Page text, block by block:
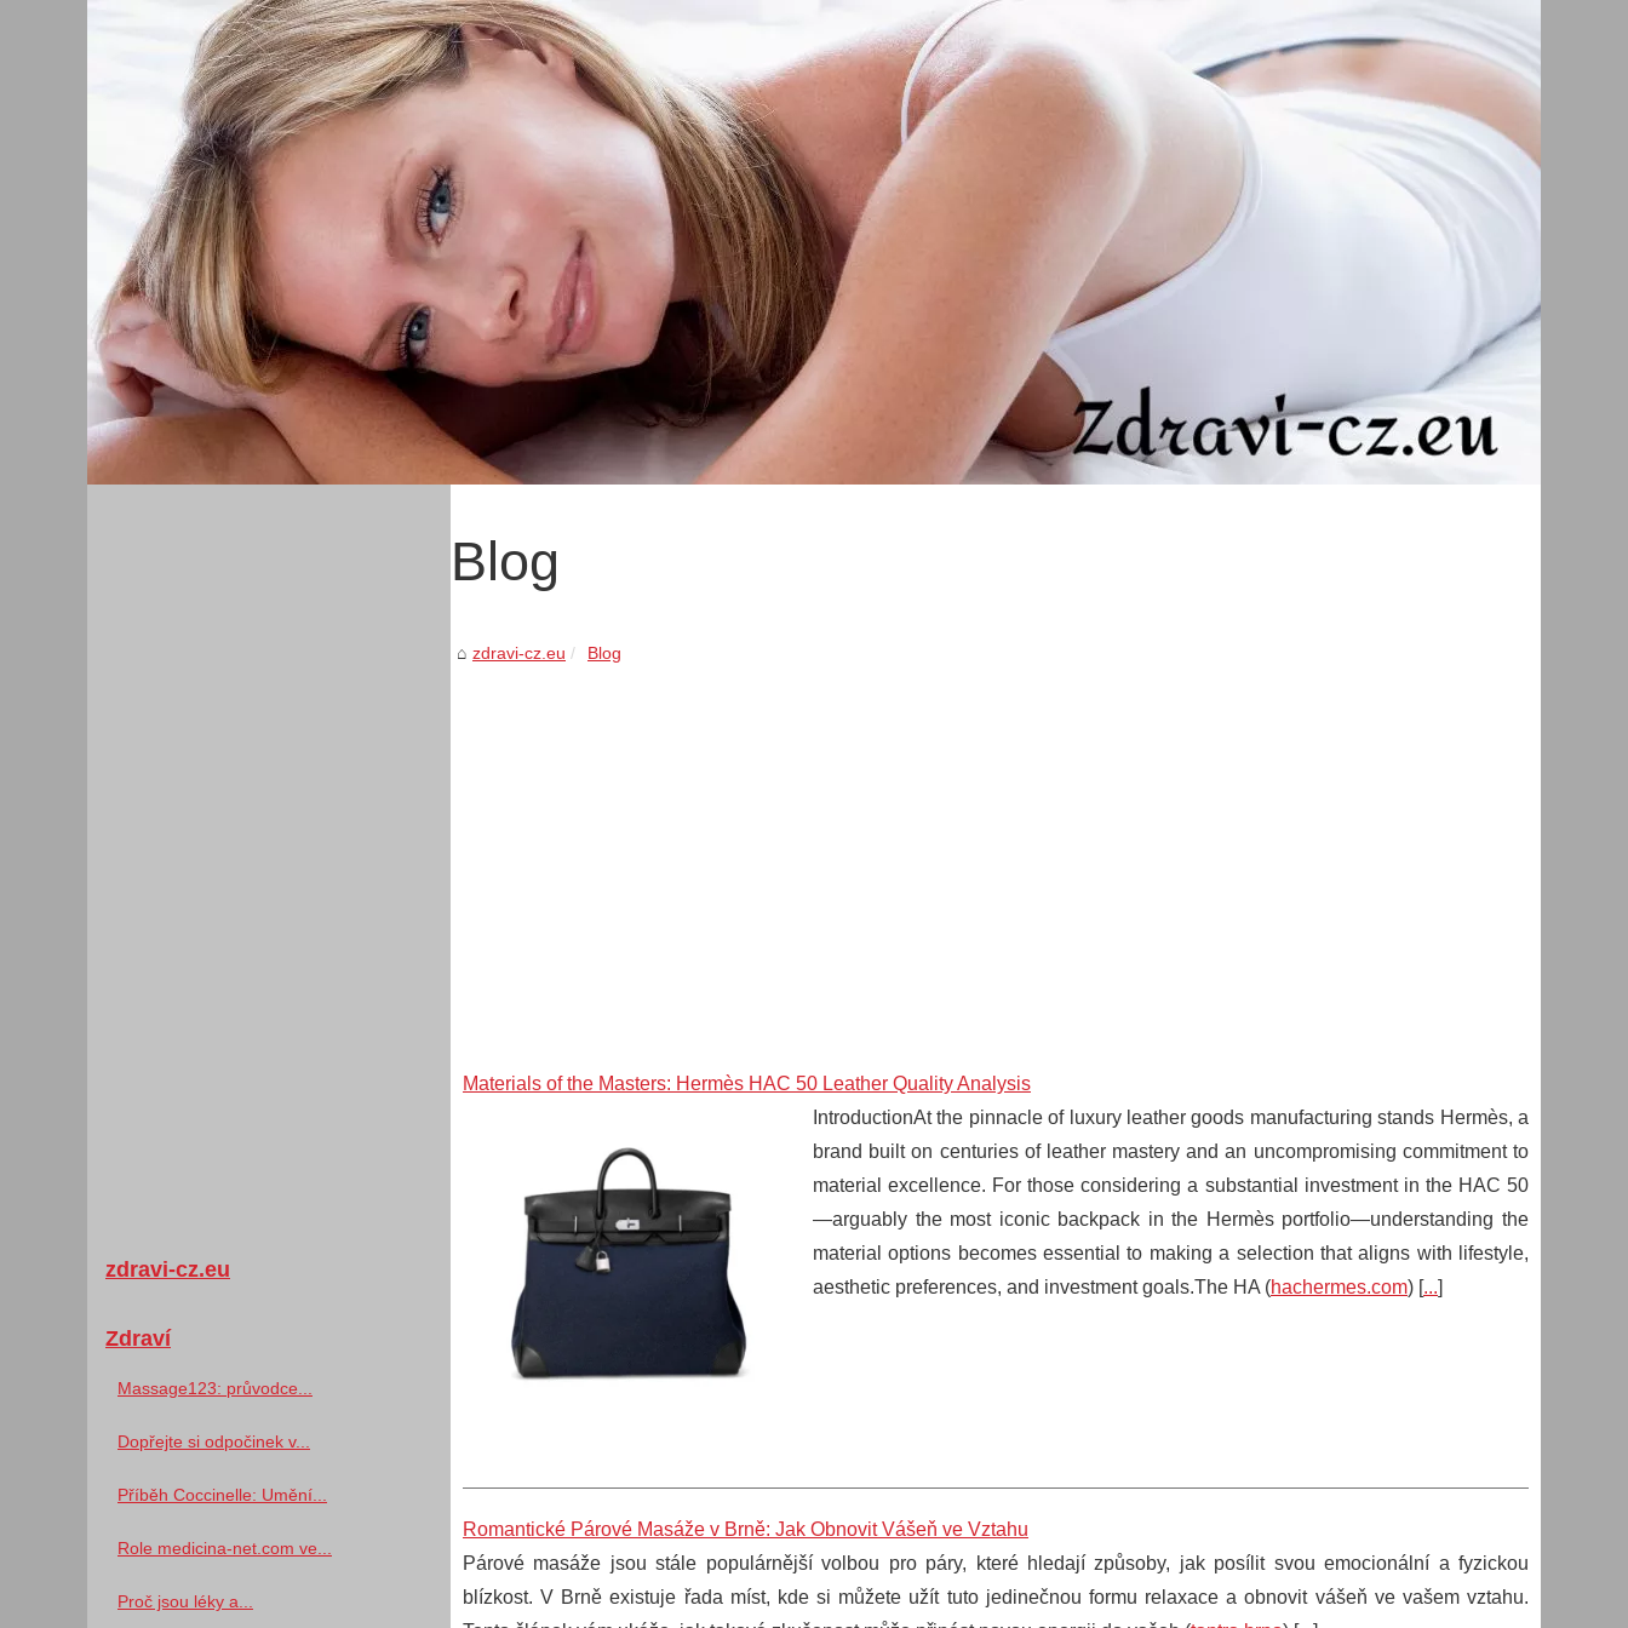
Blog
zdravi-cz.eu Blog
Materials of the Masters: Hermès HAC 50 Leather Quality Analysis
IntroductionAt the pinnacle of luxury leather goods manufacturing stands Hermès, a
brand built on centuries of leather mastery and an uncompromising commitment to
material excellence. For those considering a substantial investment in the HAC 50
—arguably the most iconic backpack in the Hermès portfolio—understanding the
material options becomes essential to making a selection that aligns with lifestyle,
aesthetic preferences, and investment goals.The HA (hachermes.com) [...]
Romantické Párové Masáže v Brně: Jak Obnovit Vášeň ve Vztahu
Párové masáže jsou stále populárnější volbou pro páry, které hledají způsoby, jak posílit svou emocionální a fyzickou
blízkost. V Brně existuje řada míst, kde si můžete užít tuto jedinečnou formu relaxace a obnovit vášeň ve vašem vztahu.
zdravi-cz.eu
Zdraví
Massage123: průvodce...
Dopřejte si odpočinek v...
Příběh Coccinelle: Umění...
Role medicina-net.com ve...
Proč jsou léky a...